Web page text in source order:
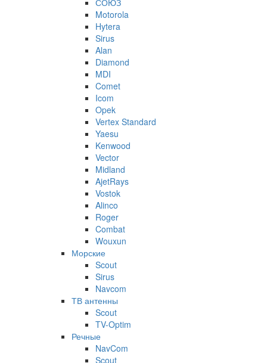
Motorola
Hytera
Sirus
Alan
Diamond
MDI
Comet
Icom
Opek
Vertex Standard
Yaesu
Kenwood
Vector
Midland
AjetRays
Vostok
Alinco
Roger
Combat
Wouxun
Морские
Scout
Sirus
Navcom
ТВ антенны
Scout
TV-Optim
Речные
NavCom
Scout